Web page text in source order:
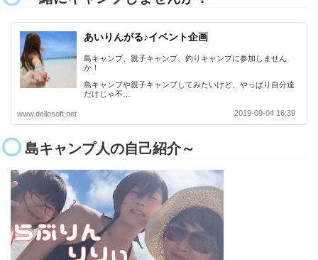
あいりんがる♪イベント企画
島キャンプ、親子キャンプ、釣りキャンプに参加しません
か！
島キャンプや親子キャンプしてみたいけど、やっぱり自分達
だけじゃ不…
www.dellosoft.net 2019-09-04 16:39
島キャンプ人の自己紹介～